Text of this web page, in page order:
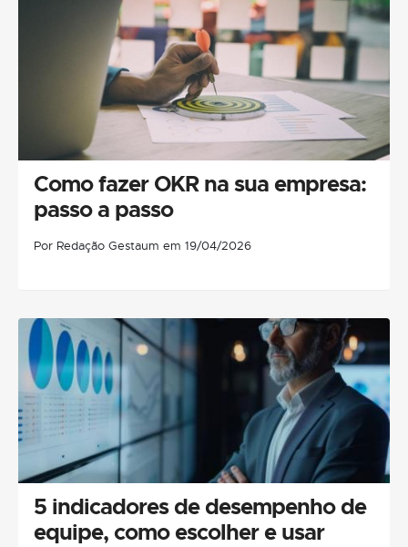
Como fazer OKR na sua empresa:
passo a passo
Por Redação Gestaum em 19/04/2026
5 indicadores de desempenho de
equipe, como escolher e usar